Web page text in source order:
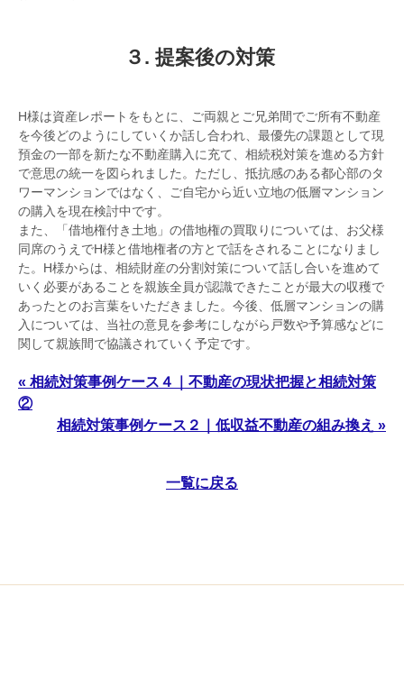
３. 提案後の対策
H様は資産レポートをもとに、ご両親とご兄弟間でご所有不動産
を今後どのようにしていくか話し合われ、最優先の課題として現
預金の一部を新たな不動産購入に充て、相続税対策を進める方針
で意思の統一を図られました。ただし、抵抗感のある都心部のタ
ワーマンションではなく、ご自宅から近い立地の低層マンション
の購入を現在検討中です。
また、「借地権付き土地」の借地権の買取りについては、お父様
同席のうえでH様と借地権者の方とで話をされることになりまし
た。H様からは、相続財産の分割対策について話し合いを進めて
いく必要があることを親族全員が認識できたことが最大の収穫で
あったとのお言葉をいただきました。今後、低層マンションの購
入については、当社の意見を参考にしながら戸数や予算感などに
関して親族間で協議されていく予定です。
« 相続対策事例ケース４｜不動産の現状把握と相続対策
②
相続対策事例ケース２｜低収益不動産の組み換え »
一覧に戻る